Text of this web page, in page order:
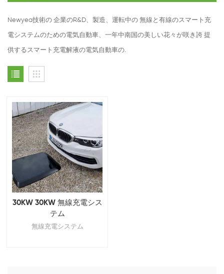
Newyea技術の 企業のR&D、製造、運転中の 無線と有線のスマート充
電システムのための電気自動車、一年中南国の美しい花々が咲き誇 提
供するスマート充電解液の電気自動車の.
30KW 30KW 無線充電シス
テム
無線充電システム